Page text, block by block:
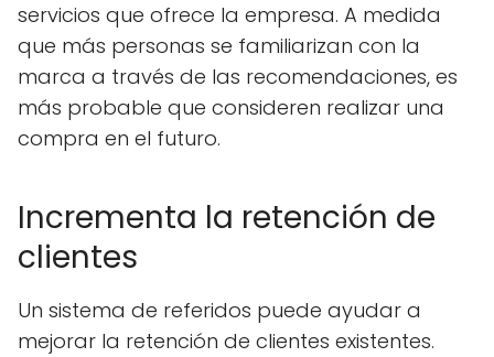
servicios que ofrece la empresa. A medida
que más personas se familiarizan con la
marca a través de las recomendaciones, es
más probable que consideren realizar una
compra en el futuro.
Incrementa la retención de
clientes
Un sistema de referidos puede ayudar a
mejorar la retención de clientes existentes.